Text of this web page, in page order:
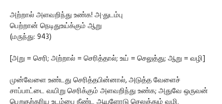
அற்றால் அளவறிந்து உண்க! அ·துடம்பு
பெற்றான் நெடிதுஉய்க்கும் ஆறு
(மருந்து: 943)
[அறு = செரி; அற்றால் = செரித்தால்; உய் = செலுத்து; ஆறு = வழி]
முன்வேளை உண்டது செரித்தபின்னால், அடுத்த வேளைச்
சாப்பாட்டை வயிறு செரிக்கும் அளவறிந்து உண்க; அதுவே ஒருவன்